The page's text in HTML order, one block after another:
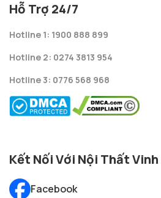
Hỗ Trợ 24/7
Hotline 1: 1900 888 899
Hotline 2: 0274 3813 954
Hotline 3: 0776 568 968
Kết Nối Với Nội Thất Vinh
Facebook